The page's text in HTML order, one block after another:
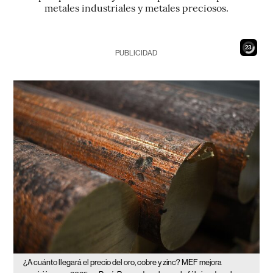
metales industriales y metales preciosos.
21
PUBLICIDAD
¿A cuánto llegará el precio del oro, cobre y zinc? MEF mejora